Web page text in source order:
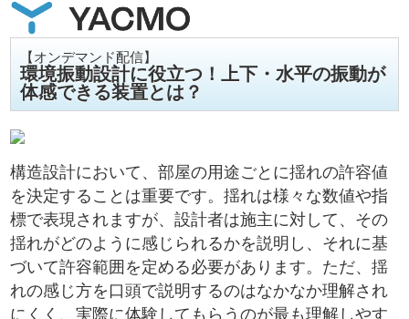
【オンデマンド配信】
環境振動設計に役立つ！上下・水平の振動が
体感できる装置とは？
構造設計において、部屋の用途ごとに揺れの許容値
を決定することは重要です。揺れは様々な数値や指
標で表現されますが、設計者は施主に対して、その
揺れがどのように感じられるかを説明し、それに基
づいて許容範囲を定める必要があります。ただ、揺
れの感じ方を口頭で説明するのはなかなか理解され
にくく、実際に体験してもらうのが最も理解しやす